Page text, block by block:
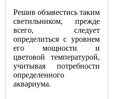
Решив обзавестись таким
светильником, прежде
всего, следует
определиться с уровнем
его мощности и
цветовой температурой,
учитывая потребности
определенного
аквариума.